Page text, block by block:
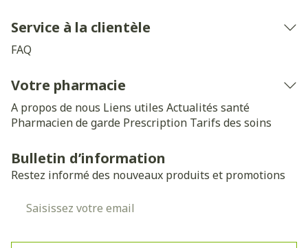
Service à la clientèle
FAQ
Votre pharmacie
A propos de nous Liens utiles Actualités santé
Pharmacien de garde Prescription Tarifs des soins
Bulletin d’information
Restez informé des nouveaux produits et promotions